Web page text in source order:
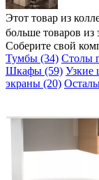
Этот товар из
больше товаров из
Соберите свой
Тумбы (34) Столы
Шкафы (59) Узкие
экраны (20)